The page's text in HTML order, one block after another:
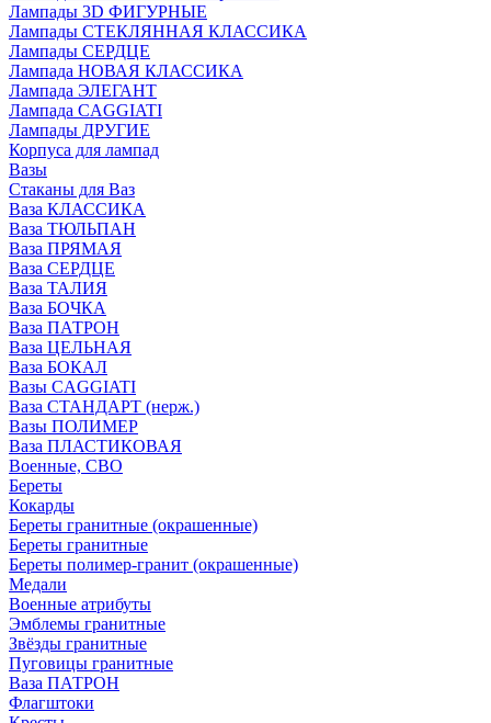
Лампады 3D ФИГУРНЫЕ
Лампады СТЕКЛЯННАЯ КЛАССИКА
Лампады СЕРДЦЕ
Лампада НОВАЯ КЛАССИКА
Лампада ЭЛЕГАНТ
Лампада CAGGIATI
Лампады ДРУГИЕ
Корпуса для лампад
Вазы
Стаканы для Ваз
Ваза КЛАССИКА
Ваза ТЮЛЬПАН
Ваза ПРЯМАЯ
Ваза СЕРДЦЕ
Ваза ТАЛИЯ
Ваза БОЧКА
Ваза ПАТРОН
Ваза ЦЕЛЬНАЯ
Ваза БОКАЛ
Вазы CAGGIATI
Ваза СТАНДАРТ (нерж.)
Вазы ПОЛИМЕР
Ваза ПЛАСТИКОВАЯ
Военные, СВО
Береты
Кокарды
Береты гранитные (окрашенные)
Береты гранитные
Береты полимер-гранит (окрашенные)
Медали
Военные атрибуты
Эмблемы гранитные
Звёзды гранитные
Пуговицы гранитные
Ваза ПАТРОН
Флагштоки